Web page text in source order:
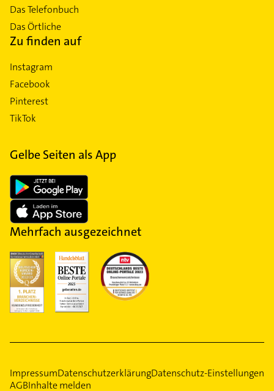
Das Telefonbuch
Das Örtliche
Zu finden auf
Instagram
Facebook
Pinterest
TikTok
Gelbe Seiten als App
Mehrfach ausgezeichnet
ImpressumDatenschutzerklärungDatenschutz-Einstellungen
AGBInhalte melden